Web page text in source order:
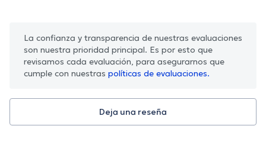
La confianza y transparencia de nuestras evaluaciones
son nuestra prioridad principal. Es por esto que
revisamos cada evaluación, para asegurarnos que
cumple con nuestras políticas de evaluaciones.
Deja una reseña